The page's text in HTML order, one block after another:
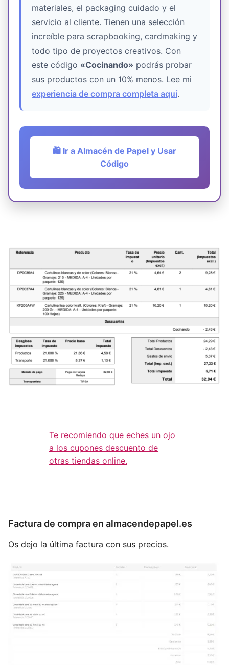
materiales, el packaging cuidado y el
servicio al cliente. Tienen una selección
increíble para scrapbooking, cardmaking y
todo tipo de proyectos creativos. Con
este código «Cocinando» podrás probar
sus productos con un 10% menos. Lee mi
experiencia de compra completa aquí.
🛍️ Ir a Almacén de Papel y Usar
Código
Te recomiendo que eches un ojo
a los cupones descuento de
otras tiendas online.
Factura de compra en almacendepapel.es
Os dejo la última factura con sus precios.